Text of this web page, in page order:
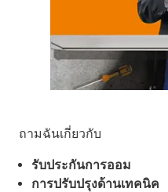
ถามฉันเกี่ยวกับ
รับประกันการออม
การปรับปรุงด้านเทคนิค